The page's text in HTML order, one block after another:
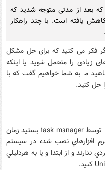
بعد از مدتی متوجه شدید که
یافته است. با چند راهکار
فکر می کنید که برای حل مشکل
زیادی را متحمل شوید یا اینکه
ما به شما خواهیم گفت که با
حل کنید.
بعد از اين که تمام برنامه هاي حجيم را توسط task manager بستيد زمان
افزارهاي نصب شده در سيستم
ندارند و از ابتدا و يا به هردليلي